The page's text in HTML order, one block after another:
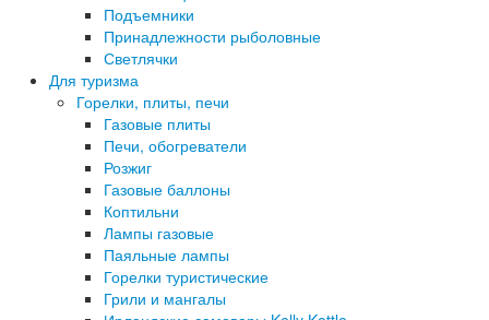
Подъемники
Принадлежности рыболовные
Светлячки
Для туризма
Горелки, плиты, печи
Газовые плиты
Печи, обогреватели
Розжиг
Газовые баллоны
Коптильни
Лампы газовые
Паяльные лампы
Горелки туристические
Грили и мангалы